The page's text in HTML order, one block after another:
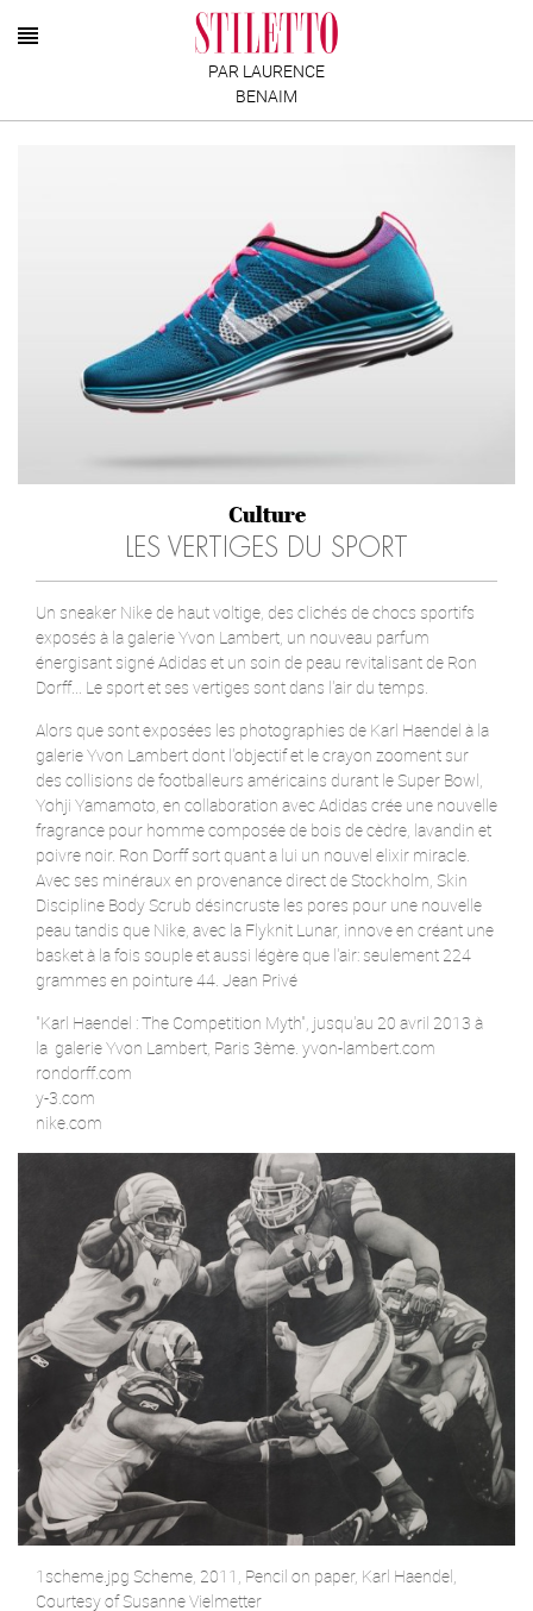
PAR LAURENCE
BENAIM
Culture
LES VERTIGES DU SPORT
Un sneaker Nike de haut voltige, des clichés de chocs sportifs
exposés à la galerie Yvon Lambert, un nouveau parfum
énergisant signé Adidas et un soin de peau revitalisant de Ron
Dorff... Le sport et ses vertiges sont dans l'air du temps.
Alors que sont exposées les photographies de Karl Haendel à la
galerie Yvon Lambert dont l'objectif et le crayon zooment sur
des collisions de footballeurs américains durant le Super Bowl,
Yohji Yamamoto, en collaboration avec Adidas crée une nouvelle
fragrance pour homme composée de bois de cèdre, lavandin et
poivre noir. Ron Dorff sort quant a lui un nouvel elixir miracle.
Avec ses minéraux en provenance direct de Stockholm, Skin
Discipline Body Scrub désincruste les pores pour une nouvelle
peau tandis que Nike, avec la Flyknit Lunar, innove en créant une
basket à la fois souple et aussi légère que l'air: seulement 224
grammes en pointure 44. Jean Privé
"Karl Haendel : The Competition Myth", jusqu'au 20 avril 2013 à
la galerie Yvon Lambert, Paris 3ème. yvon-lambert.com
rondorff.com
y-3.com
nike.com
1scheme.jpg Scheme, 2011, Pencil on paper, Karl Haendel,
Courtesy of Susanne Vielmetter